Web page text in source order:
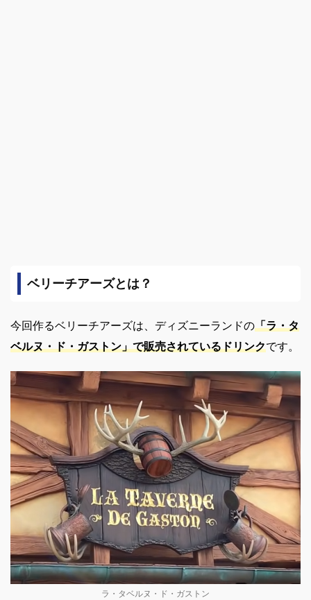
ベリーチアーズとは？
今回作るベリーチアーズは、ディズニーランドの「ラ・タ
ベルヌ・ド・ガストン」で販売されているドリンクです。
ラ・タベルヌ・ド・ガストン